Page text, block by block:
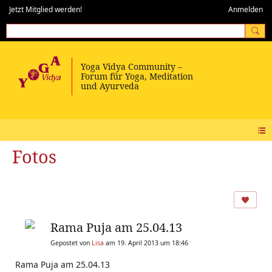
Jetzt Mitglied werden! Anmelden
Fotos
Rama Puja am 25.04.13
Gepostet von Lisa am 19. April 2013 um 18:46
Rama Puja am 25.04.13